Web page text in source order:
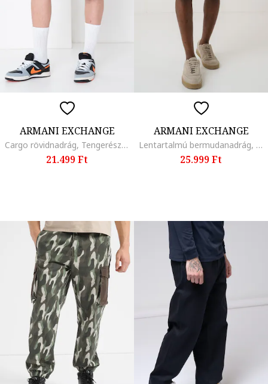
ARMANI EXCHANGE
Cargo rövidnadrág, Tengerészkék
21.499 Ft
ARMANI EXCHANGE
Lentartalmú bermudanadrág, Homokbarna
25.999 Ft